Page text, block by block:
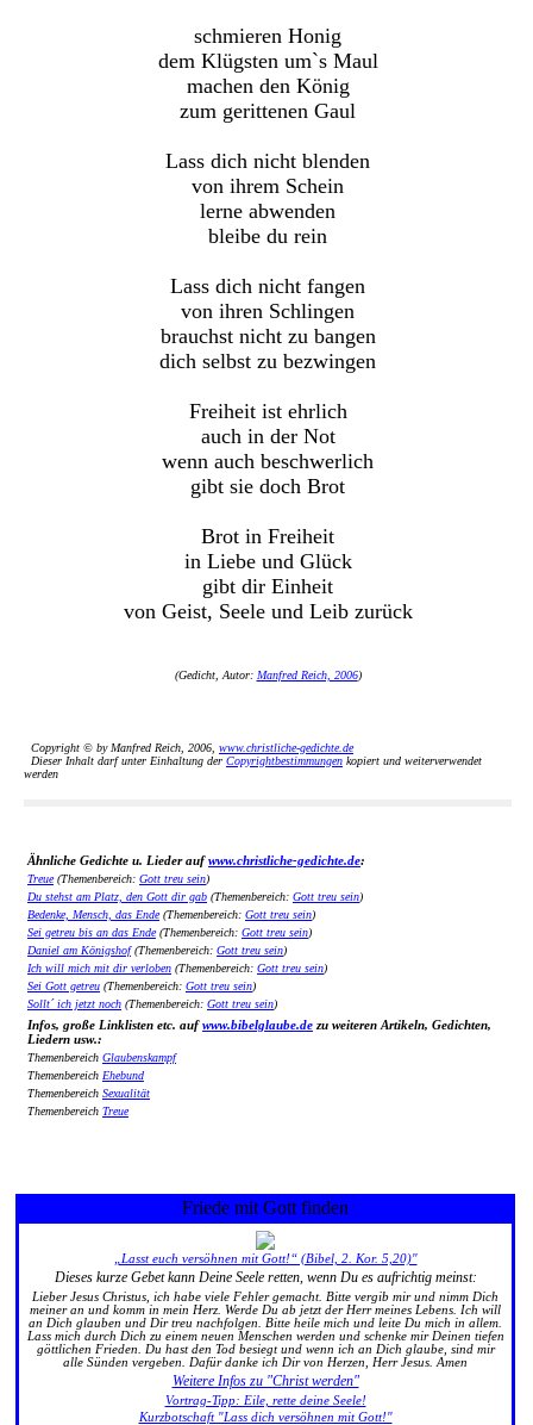
schmieren Honig
dem Klügsten um`s Maul
machen den König
zum gerittenen Gaul
Lass dich nicht blenden
von ihrem Schein
lerne abwenden
bleibe du rein
Lass dich nicht fangen
von ihren Schlingen
brauchst nicht zu bangen
dich selbst zu bezwingen
Freiheit ist ehrlich
auch in der Not
wenn auch beschwerlich
gibt sie doch Brot
Brot in Freiheit
in Liebe und Glück
gibt dir Einheit
von Geist, Seele und Leib zurück
(Gedicht, Autor: Manfred Reich, 2006)
Copyright © by Manfred Reich, 2006, www.christliche-gedichte.de
Dieser Inhalt darf unter Einhaltung der Copyrightbestimmungen kopiert und weiterverwendet
werden
Ähnliche Gedichte u. Lieder aufwww.christliche-gedichte.de:
Treue(Themenbereich: Gott treu sein)
Du stehst am Platz, den Gott dir gab (Themenbereich: Gott treu sein)
Bedenke, Mensch, das Ende(Themenbereich: Gott treu sein)
Sei getreu bis an das Ende(Themenbereich: Gott treu sein)
Daniel am Königshof(Themenbereich: Gott treu sein)
Ich will mich mit dir verloben (Themenbereich: Gott treu sein)
Sei Gott getreu (Themenbereich: Gott treu sein)
Sollt´ ich jetzt noch (Themenbereich: Gott treu sein)
Infos, große Linklisten etc. aufwww.bibelglaube.de zu weiteren Artikeln, Gedichten,
Liedern usw.:
Themenbereich Glaubenskampf
Themenbereich Ehebund
Themenbereich Sexualität
Themenbereich Treue
Friede mit Gott finden
„Lasst euch versöhnen mit Gott!“ (Bibel, 2. Kor. 5,20)"
Dieses kurze Gebet kann Deine Seele retten, wenn Du es aufrichtig meinst:
Lieber Jesus Christus, ich habe viele Fehler gemacht. Bitte vergib mir und nimm Dich
meiner an und komm in mein Herz. Werde Du ab jetzt der Herr meines Lebens. Ich will
an Dich glauben und Dir treu nachfolgen. Bitte heile mich und leite Du mich in allem.
Lass mich durch Dich zu einem neuen Menschen werden und schenke mir Deinen tiefen
göttlichen Frieden. Du hast den Tod besiegt und wenn ich an Dich glaube, sind mir
alle Sünden vergeben. Dafür danke ich Dir von Herzen, Herr Jesus. Amen
Weitere Infos zu "Christ werden"
Vortrag-Tipp: Eile, rette deine Seele!
Kurzbotschaft "Lass dich versöhnen mit Gott!"